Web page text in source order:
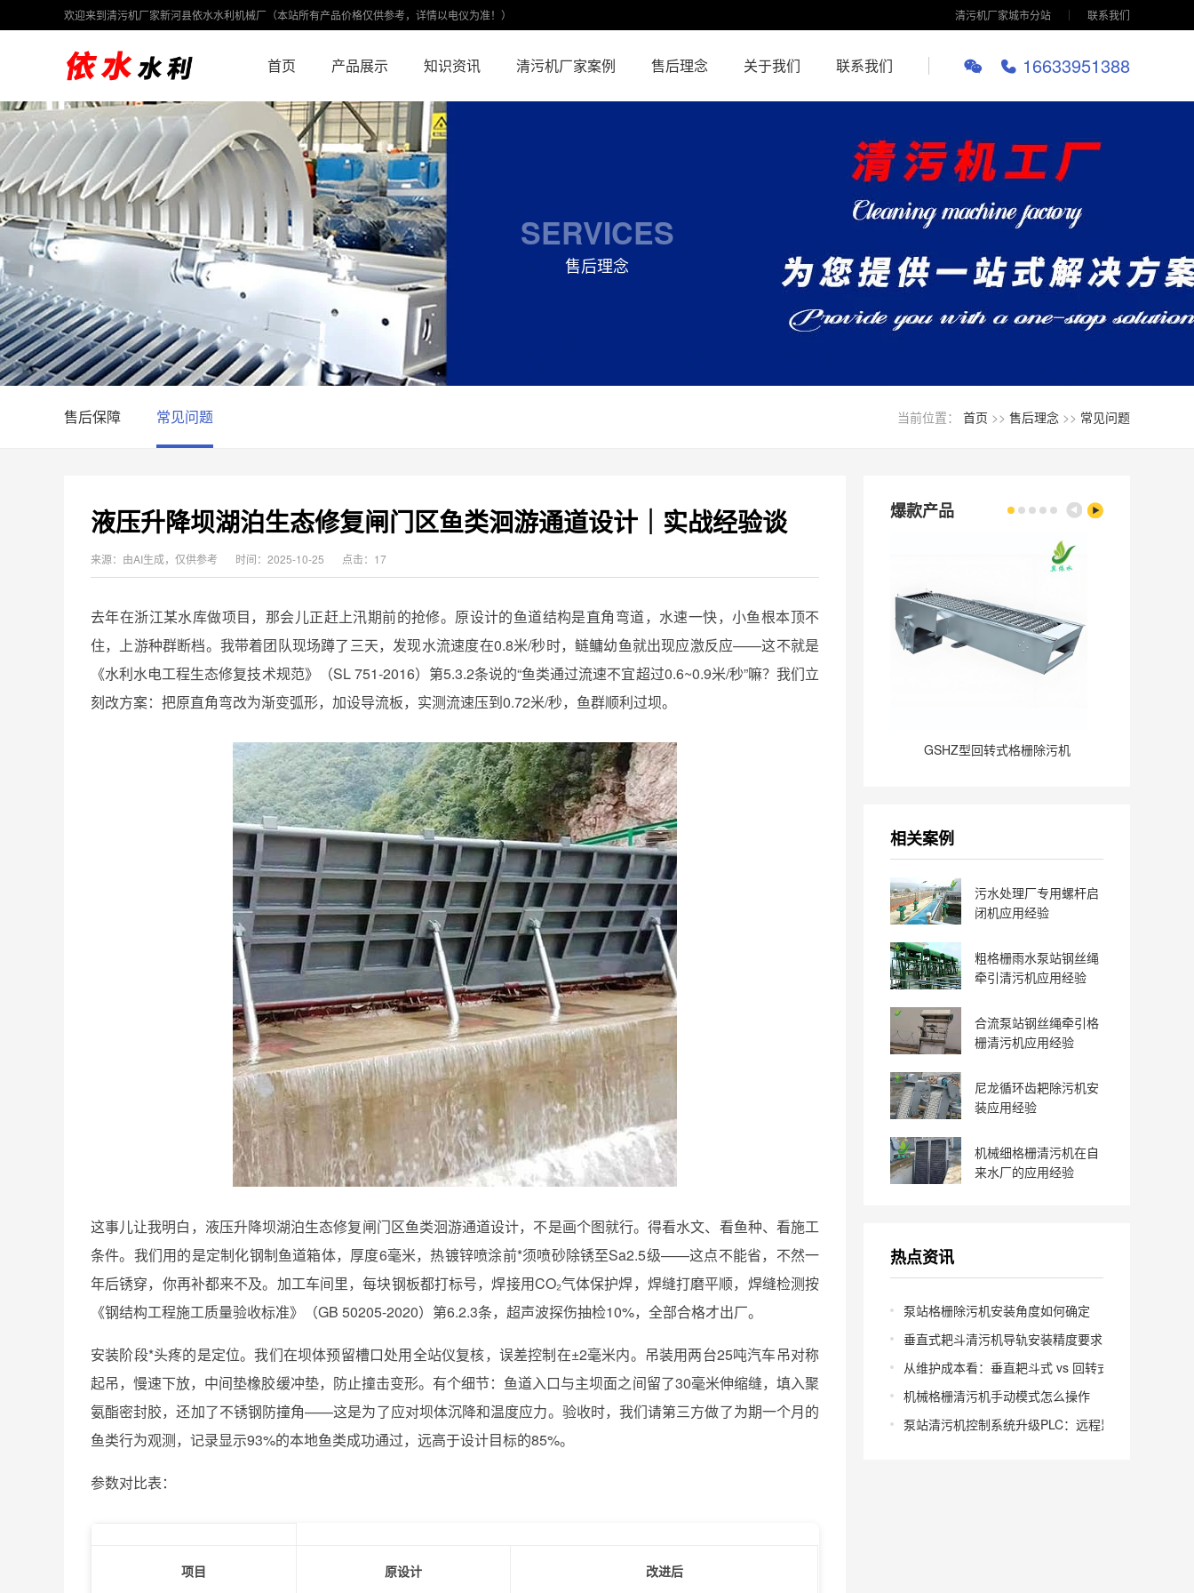
欢迎来到清污机厂家新河县依水水利机械厂（本站所有产品价格仅供参考，详情以电仪为准！） 清污机厂家城市分站 联系我们
16633951388
首页 产品展示 知识资讯 清污机厂家案例 售后理念 关于我们 联系我们
SERVICES
售后理念
售后保障 常见问题 当前位置： 首页 >> 售后理念 >> 常见问题
液压升降坝湖泊生态修复闸门区鱼类洄游通道设计｜实战经验谈
来源：由AI生成，仅供参考 时间：2025-10-25 点击：17
去年在浙江某水库做项目，那会儿正赶上汛期前的抢修。原设计的鱼道结构是直角弯道，水速一快，小鱼根本顶不
住，上游种群断档。我带着团队现场蹲了三天，发现水流速度在0.8米/秒时，鲢鳙幼鱼就出现应激反应——这不就是
《水利水电工程生态修复技术规范》（SL 751-2016）第5.3.2条说的“鱼类通过流速不宜超过0.6~0.9米/秒”嘛？我们立
刻改方案：把原直角弯改为渐变弧形，加设导流板，实测流速压到0.72米/秒，鱼群顺利过坝。
这事儿让我明白，液压升降坝湖泊生态修复闸门区鱼类洄游通道设计，不是画个图就行。得看水文、看鱼种、看施工
条件。我们用的是定制化钢制鱼道箱体，厚度6毫米，热镀锌喷涂前*须喷砂除锈至Sa2.5级——这点不能省，不然一
年后锈穿，你再补都来不及。加工车间里，每块钢板都打标号，焊接用CO₂气体保护焊，焊缝打磨平顺，焊缝检测按
《钢结构工程施工质量验收标准》（GB 50205-2020）第6.2.3条，超声波探伤抽检10%，全部合格才出厂。
安装阶段*头疼的是定位。我们在坝体预留槽口处用全站仪复核，误差控制在±2毫米内。吊装用两台25吨汽车吊对称
起吊，慢速下放，中间垫橡胶缓冲垫，防止撞击变形。有个细节：鱼道入口与主坝面之间留了30毫米伸缩缝，填入聚
氨酯密封胶，还加了不锈钢防撞角——这是为了应对坝体沉降和温度应力。验收时，我们请第三方做了为期一个月的
鱼类行为观测，记录显示93%的本地鱼类成功通过，远高于设计目标的85%。
参数对比表：
项目 原设计 改进后
爆款产品
GSHZ型回转式格栅除污机
相关案例
污水处理厂专用螺杆启
闭机应用经验
粗格栅雨水泵站钢丝绳
牵引清污机应用经验
合流泵站钢丝绳牵引格
栅清污机应用经验
尼龙循环齿耙除污机安
装应用经验
机械细格栅清污机在自
来水厂的应用经验
热点资讯
泵站格栅除污机安装角度如何确定
垂直式耙斗清污机导轨安装精度要求多少
从维护成本看：垂直耙斗式 vs 回转式怎么选
机械格栅清污机手动模式怎么操作
泵站清污机控制系统升级PLC：远程监控怎么实现？